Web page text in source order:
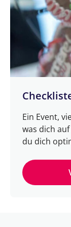
Ein Event,
was dich
du dich